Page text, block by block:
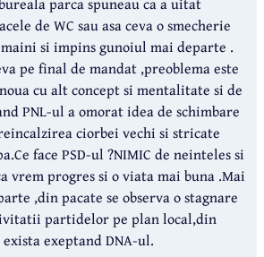
de WC sau asa ceva o smecherie
si impins gunoiul mai departe .
pe final de mandat ,preoblema este
cu alt concept si mentalitate si de
PNL-ul a omorat idea de schimbare
ciorbei vechi si stricate
face PSD-ul ?NIMIC de neinteles si
vrem progres si o viata mai buna .Mai
,din pacate se observa o stagnare
partidelor pe plan local,din
exeptand DNA-ul.